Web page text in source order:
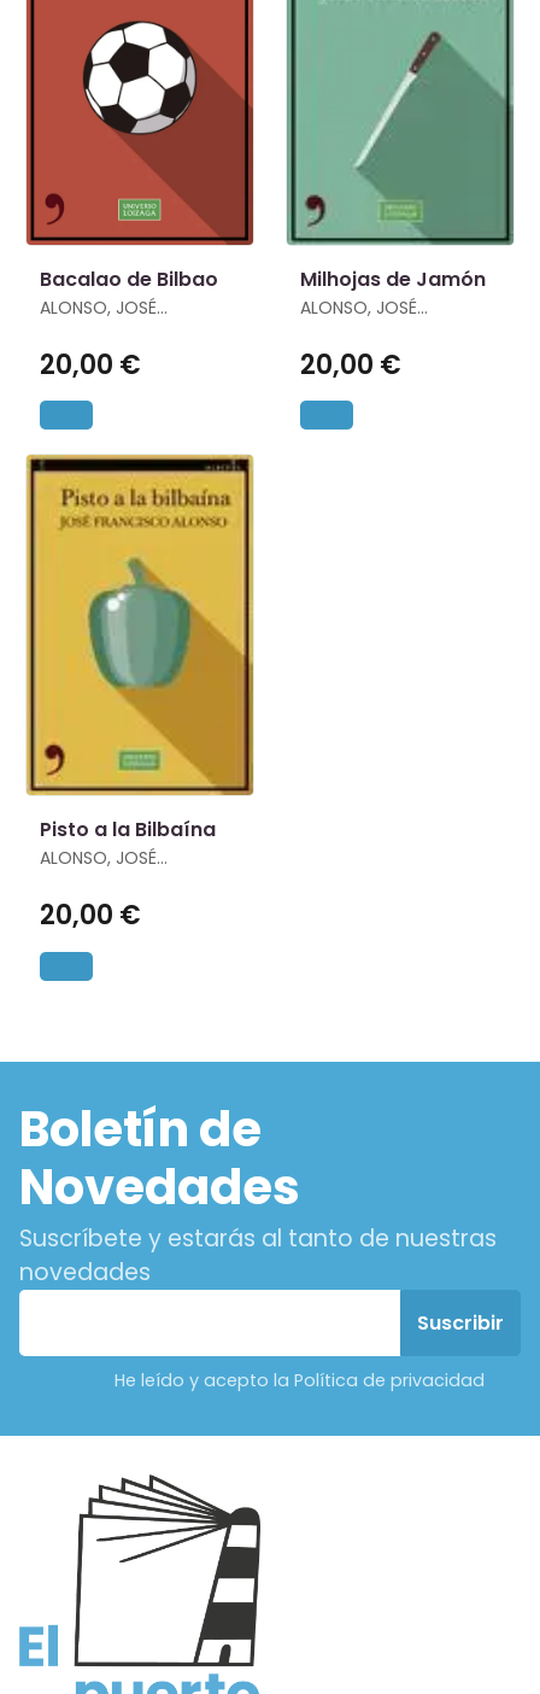
Bacalao de Bilbao
ALONSO, JOSÉ
20,00 €
Milhojas de Jamón
ALONSO, JOSÉ
20,00 €
Pisto a la Bilbaína
ALONSO, JOSÉ
20,00 €
Boletín de
Novedades
Suscríbete y estarás al tanto de nuestras
novedades
He leído y acepto la Política de privacidad